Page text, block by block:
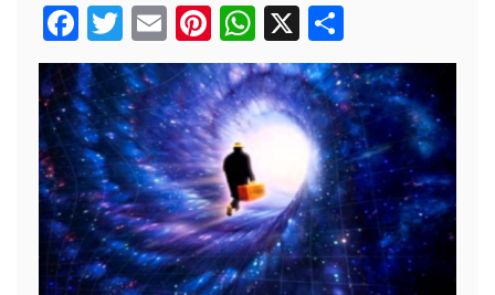
F
a
c
e
b
o
o
k
T
w
itt
er
E
m
ai
l
Pi
nt
er
e
st
W
h
at
s
A
p
p
X
a
rt
aj
e
a
z
ă